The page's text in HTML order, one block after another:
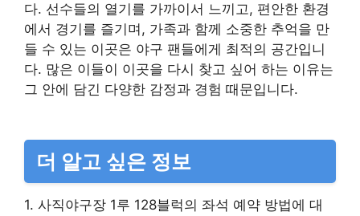
다. 선수들의 열기를 가까이서 느끼고, 편안한 환경
에서 경기를 즐기며, 가족과 함께 소중한 추억을 만
들 수 있는 이곳은 야구 팬들에게 최적의 공간입니
다. 많은 이들이 이곳을 다시 찾고 싶어 하는 이유는
그 안에 담긴 다양한 감정과 경험 때문입니다.
더 알고 싶은 정보
1. 사직야구장 1루 128블럭의 좌석 예약 방법에 대